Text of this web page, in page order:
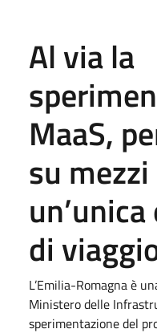
Al via la
MaaS,
su
di
L’Emilia-Romagna è
Ministero delle
sperimentazione del